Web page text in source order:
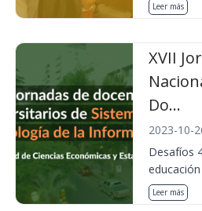
Leer más
XVII
Do...
2023-10-
Desafíos
educación
Leer más